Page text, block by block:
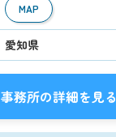
MAP
愛知県
事務所の詳細を見る